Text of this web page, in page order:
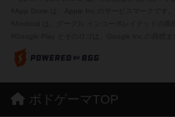
ボドゲーマTOP